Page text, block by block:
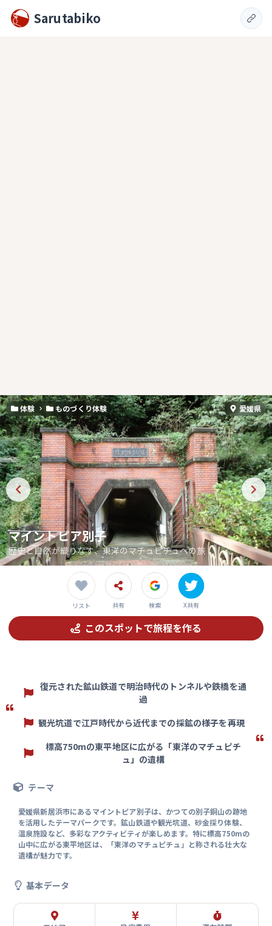
Sarutabiko
体験 ものづくり体験 愛媛県
マイントピア別子
歴史と自然が織りなす、東洋のマチュピチュへの旅
リスト 共有 検索 X共有
このスポットで旅程を作る
復元された鉱山鉄道で明治時代のトンネルや鉄橋を通
過
観光坑道で江戸時代から近代までの採鉱の様子を再現
標高750mの東平地区に広がる「東洋のマチュピチ
ュ」の遺構
テーマ
愛媛県新居浜市にあるマイントピア別子は、かつての別子銅山の跡地
を活用したテーマパークです。鉱山鉄道や観光坑道、砂金採り体験、
温泉施設など、多彩なアクティビティが楽しめます。特に標高750mの
山中に広がる東平地区は、「東洋のマチュピチュ」と称される壮大な
遺構が魅力です。
基本データ